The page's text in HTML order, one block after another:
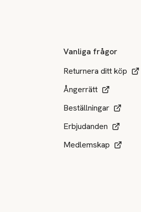
Vanliga frågor
Returnera ditt köp
Ångerrätt
Beställningar
Erbjudanden
Medlemskap